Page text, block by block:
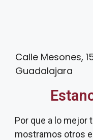
Calle Mesones,
Guadalajara
Por que a lo mejor
mostramos otros